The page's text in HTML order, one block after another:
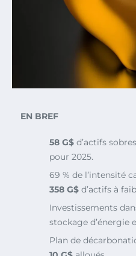
EN BREF
58 G$ d’actifs
pour 2025.
69 % de l’intensité
358 G$ d’actifs à
Investissements
stockage d’énergie
Plan de